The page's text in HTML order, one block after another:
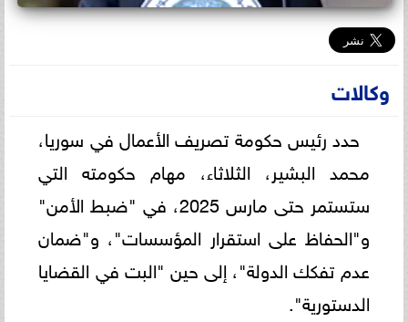
وكالات
حدد رئيس حكومة تصريف الأعمال في سوريا،
محمد البشير، الثلاثاء، مهام حكومته التي
ستستمر حتى مارس 2025، في "ضبط الأمن"
و"الحفاظ على استقرار المؤسسات"، و"ضمان
عدم تفكك الدولة"، إلى حين "البت في القضايا
الدستورية".